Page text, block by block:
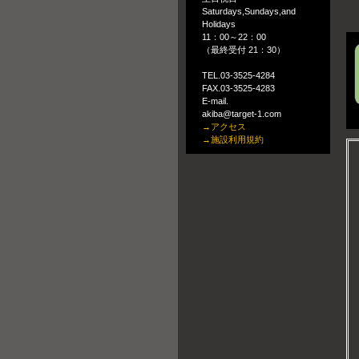
Saturdays,Sundays,and
Holidays
11：00～22：00
（最終受付 21：30）
TEL.03-3525-4284
FAX.03-3525-4283
E-mail.
akiba@target-1.com
→アクセス
→施設利用規約